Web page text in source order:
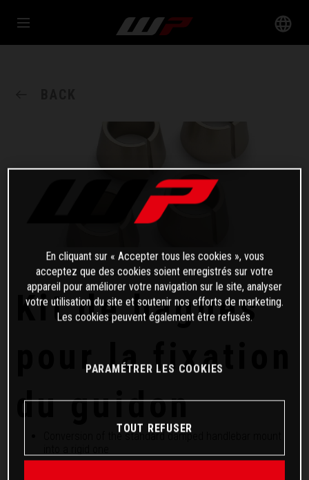
Kit de bagues
pour la fixation
du guidon
Conversion of the standard damped handlebar mount
En cliquant sur « Accepter tous les cookies », vous
acceptez que des cookies soient enregistrés sur votre
appareil pour améliorer votre navigation sur le site, analyser
votre utilisation du site et soutenir nos efforts de marketing.
Les cookies peuvent également être refusés.
PARAMÉTRER LES COOKIES
TOUT REFUSER